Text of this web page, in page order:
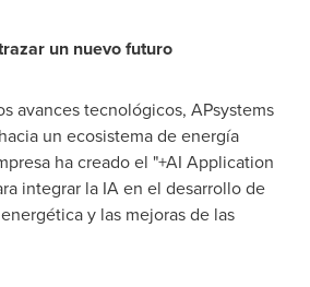
un nuevo futuro
avances tecnológicos, APsystems
un ecosistema de energía
ha creado el "+AI Application
integrar la IA en el desarrollo de
y las mejoras de las